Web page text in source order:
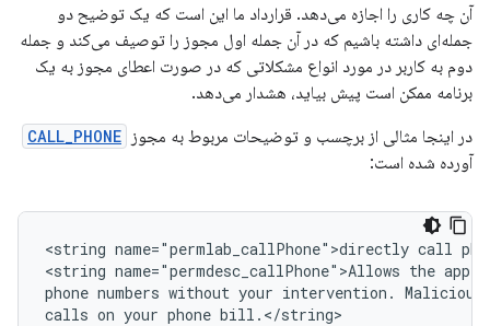
آن چه کاری را اجازه می‌دهد. قرارداد ما این است که یک توضیح دو
جمله‌ای داشته باشیم که در آن جمله اول مجوز را توصیف می‌کند و جمله
دوم به کاربر در مورد انواع مشکلاتی که در صورت اعطای مجوز به یک
برنامه ممکن است پیش بیاید، هشدار می‌دهد.
در اینجا مثالی از برچسب و توضیحات مربوط به مجوز CALL_PHONE
آورده شده است:
<string name="permlab_callPhone">directly call
<string name="permdesc_callPhone">Allows the app
phone numbers without your intervention. Malicious
calls on your phone bill.</string>